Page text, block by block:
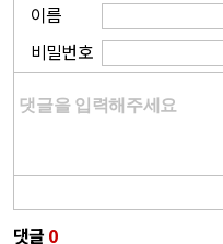
이름
비밀번호
댓글 0